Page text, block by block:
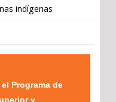
indígenas
Programa de
y